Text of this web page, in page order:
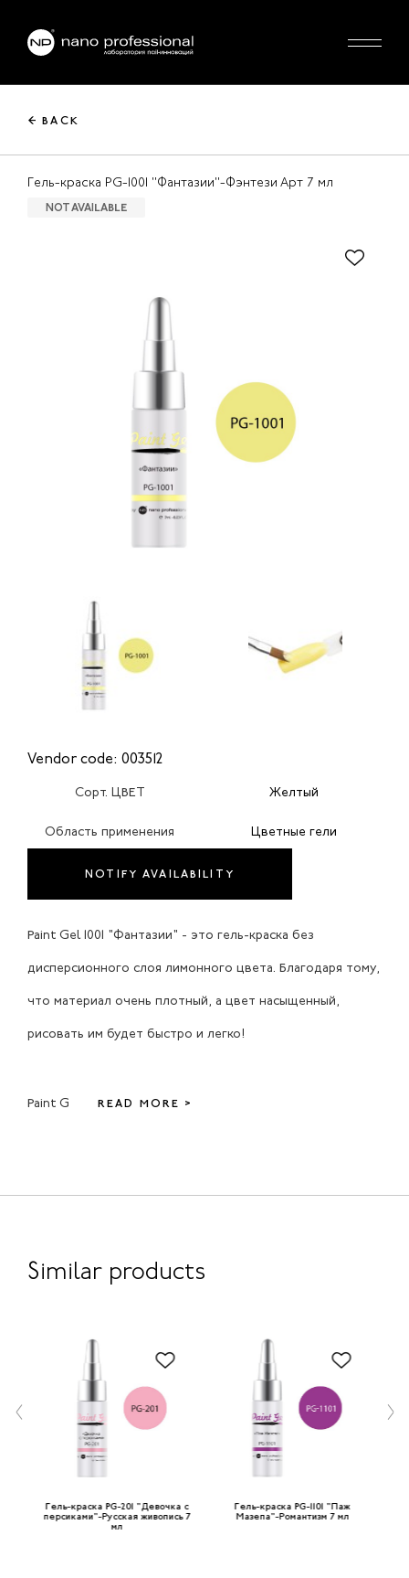
← BACK
Гель-краска PG-1001 "Фантазии"-Фэнтези Арт 7 мл
NOT AVAILABLE
Vendor code: 003512
Сорт. ЦВЕТ Желтый
Область применения Цветные гели
NOTIFY AVAILABILITY
Paint Gel 1001 "Фантазии" - это гель-краска без
дисперсионного слоя лимонного цвета. Благодаря тому,
что материал очень плотный, а цвет насыщенный,
рисовать им будет быстро и легко!
Paint G READ MORE >
Similar products
Гель-краска PG-201 "Девочка с
персиками"-Русская живопись 7
мл
Гель-краска PG-1101 "Паж
Мазепа"-Романтизм 7 мл